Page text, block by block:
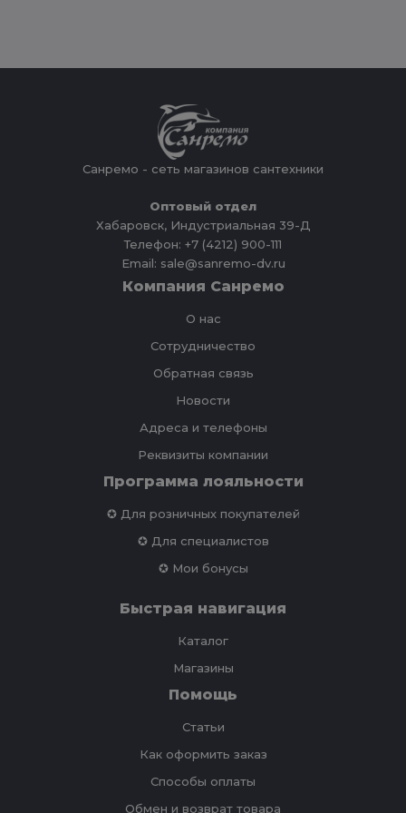
Санремо - сеть магазинов сантехники
Оптовый отдел
Хабаровск, Индустриальная 39-Д
Телефон: +7 (4212) 900-111
Email: sale@sanremo-dv.ru
Компания Санремо
О нас
Сотрудничество
Обратная связь
Новости
Адреса и телефоны
Реквизиты компании
Программа лояльности
✪ Для розничных покупателей
✪ Для специалистов
✪ Мои бонусы
Быстрая навигация
Каталог
Магазины
Помощь
Статьи
Как оформить заказ
Способы оплаты
Обмен и возврат товара